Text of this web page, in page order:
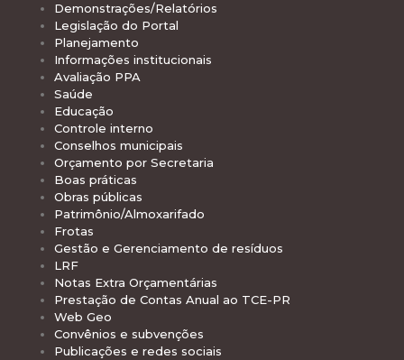
Demonstrações/Relatórios
Legislação do Portal
Planejamento
Informações institucionais
Avaliação PPA
Saúde
Educação
Controle interno
Conselhos municipais
Orçamento por Secretaria
Boas práticas
Obras públicas
Patrimônio/Almoxarifado
Frotas
Gestão e Gerenciamento de resíduos
LRF
Notas Extra Orçamentárias
Prestação de Contas Anual ao TCE-PR
Web Geo
Convênios e subvenções
Publicações e redes sociais